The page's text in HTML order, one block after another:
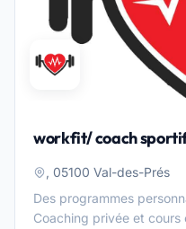
workfit/ coach
, 05100 Val-des-Prés
Des programmes
Coaching privée et